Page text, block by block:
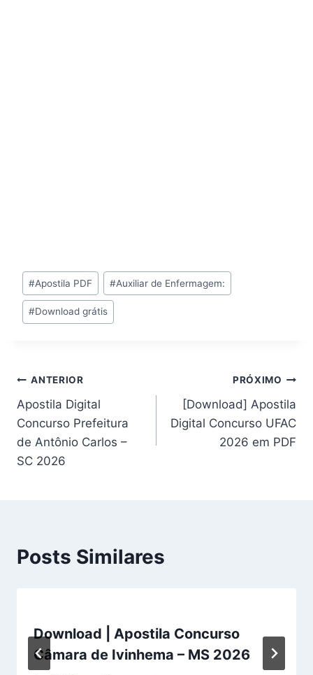
Tags
do
Post:
#Apostila PDF #Auxiliar de Enfermagem:
#Download grátis
Navegação
de
Post
ANTERIOR
Apostila Digital
Concurso Prefeitura
de Antônio Carlos –
SC 2026
PRÓXIMO
[Download] Apostila
Digital Concurso UFAC
2026 em PDF
Posts Similares
Download | Apostila Concurso
Câmara de Ivinhema – MS 2026